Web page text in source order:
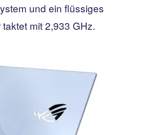
und ein flüssiges
mit 2,933 GHz.